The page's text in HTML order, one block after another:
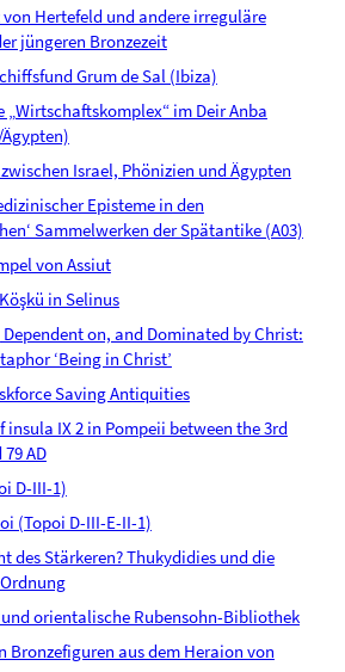
Hertefeld und andere irreguläre
jüngeren Bronzezeit
Grum de Sal (Ibiza)
„Wirtschaftskomplex“ im Deir Anba
Israel, Phönizien und Ägypten
Episteme in den
Sammelwerken der Spätantike (A03)
von Assiut
in Selinus
on, and Dominated by Christ:
‘Being in Christ’
Saving Antiquities
insula IX 2 in Pompeii between the 3rd
AD
D-III-1)
(Topoi D-III-E-II-1)
des Stärkeren? Thukydidies und die
orientalische Rubensohn-Bibliothek
Bronzefiguren aus dem Heraion von